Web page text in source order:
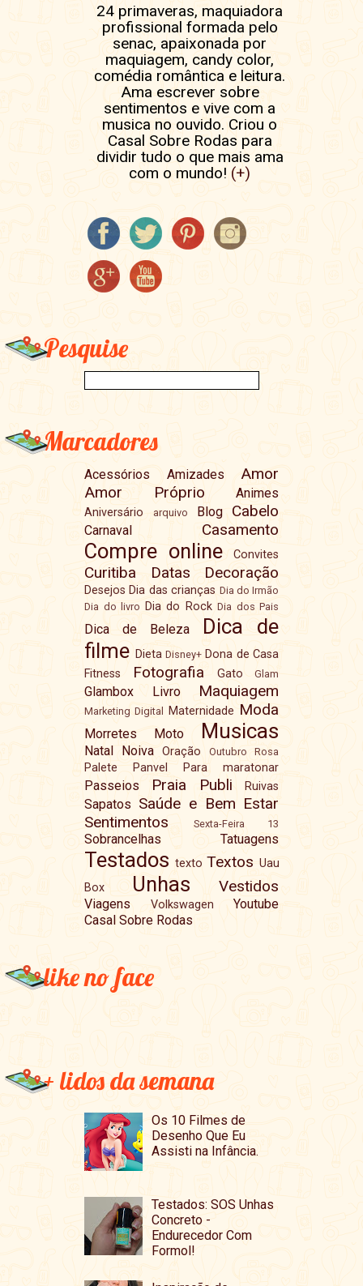
24 primaveras, maquiadora
profissional formada pelo
senac, apaixonada por
maquiagem, candy color,
comédia romântica e leitura.
Ama escrever sobre
sentimentos e vive com a
musica no ouvido. Criou o
Casal Sobre Rodas para
dividir tudo o que mais ama
com o mundo! (+)
Pesquise
Marcadores
Acessórios Amizades
Amor
Amor Próprio
Animes
Aniversário arquivo Blog Cabelo
Carnaval Casamento
Compre online Convites
Curitiba Datas Decoração
Desejos Dia das crianças Dia do Irmão
Dia do livro Dia do Rock Dia dos Pais
Dica de Beleza
Dica de
filme Dieta Disney+ Dona de Casa
Fitness
Fotografia Gato Glam
Glambox Livro Maquiagem
Marketing Digital Maternidade Moda
Morretes Moto Musicas
Natal Noiva Oração Outubro Rosa
Palete Panvel Para maratonar
Passeios Praia Publi Ruivas
Sapatos Saúde e Bem Estar
Sentimentos
Sexta-Feira 13
Sobrancelhas Tatuagens
Testados texto Textos Uau
Box
Unhas Vestidos
Viagens Volkswagen
Youtube
Casal Sobre Rodas
like no face
+ lidos da semana
Os 10 Filmes de
Desenho Que Eu
Assisti na Infância.
Testados: SOS Unhas
Concreto -
Endurecedor Com
Formol!